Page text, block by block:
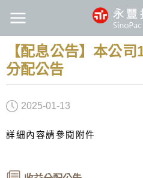
【配息公告】本公
分配公告
2025-01-13
詳細內容請參閱附件